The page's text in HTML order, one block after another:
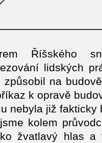
Říšského
lidských
způsobil na
k opravě
nebyla již fakticky
kolem
žvatlavý hlas